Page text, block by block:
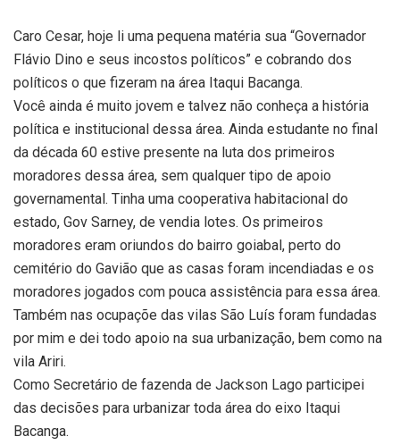
Caro Cesar, hoje li uma pequena matéria sua “Governador
Flávio Dino e seus incostos políticos” e cobrando dos
políticos o que fizeram na área Itaqui Bacanga.
Você ainda é muito jovem e talvez não conheça a história
política e institucional dessa área. Ainda estudante no final
da década 60 estive presente na luta dos primeiros
moradores dessa área, sem qualquer tipo de apoio
governamental. Tinha uma cooperativa habitacional do
estado, Gov Sarney, de vendia lotes. Os primeiros
moradores eram oriundos do bairro goiabal, perto do
cemitério do Gavião que as casas foram incendiadas e os
moradores jogados com pouca assistência para essa área.
Também nas ocupaçõe das vilas São Luís foram fundadas
por mim e dei todo apoio na sua urbanização, bem como na
vila Ariri.
Como Secretário de fazenda de Jackson Lago participei
das decisões para urbanizar toda área do eixo Itaqui
Bacanga.